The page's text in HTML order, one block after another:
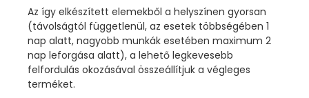
Az így elkészített elemekből a helyszínen gyorsan
(távolságtól függetlenül, az esetek többségében 1
nap alatt, nagyobb munkák esetében maximum 2
nap leforgása alatt), a lehető legkevesebb
felfordulás okozásával összeállítjuk a végleges
terméket.